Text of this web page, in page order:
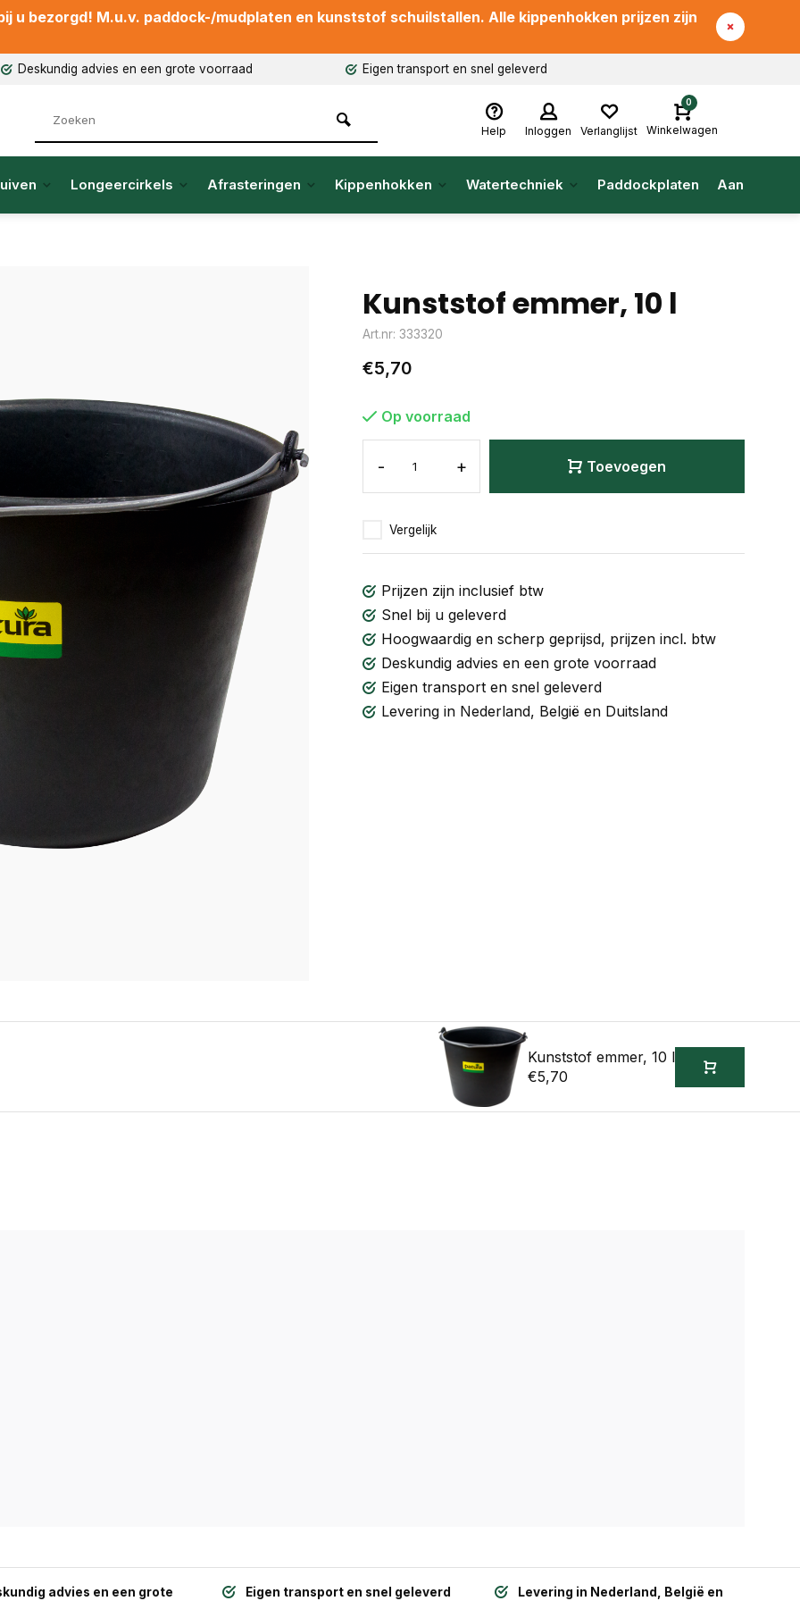
u bezorgd! M.u.v. paddock-/mudplaten en kunststof schuilstallen. Alle kippenhokken prijzen zijn
Deskundig advies en een grote voorraad Eigen transport en snel geleverd
Help Inloggen Verlanglijst
0
Winkelwagen
Longeercirkels Afrasteringen Kippenhokken Watertechniek Paddockplaten
Kunststof emmer, 10 l
Art.nr: 333320
€5,70
Op voorraad
- + Toevoegen
Vergelijk
Prijzen zijn inclusief btw
Snel bij u geleverd
Hoogwaardig en scherp geprijsd, prijzen incl. btw
Deskundig advies en een grote voorraad
Eigen transport en snel geleverd
Levering in Nederland, België en Duitsland
Kunststof emmer, 10 l
€5,70
advies en een grote Eigen transport en snel geleverd Levering in Nederland, België en